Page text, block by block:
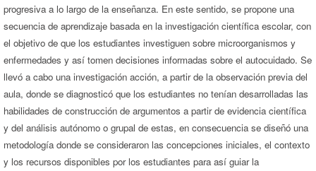
progresiva a lo largo de la enseñanza. En este sentido, se propone una
secuencia de aprendizaje basada en la investigación científica escolar, con
el objetivo de que los estudiantes investiguen sobre microorganismos y
enfermedades y así tomen decisiones informadas sobre el autocuidado. Se
llevó a cabo una investigación acción, a partir de la observación previa del
aula, donde se diagnosticó que los estudiantes no tenían desarrolladas las
habilidades de construcción de argumentos a partir de evidencia científica
y del análisis autónomo o grupal de estas, en consecuencia se diseñó una
metodología donde se consideraron las concepciones iniciales, el contexto
y los recursos disponibles por los estudiantes para así guiar la